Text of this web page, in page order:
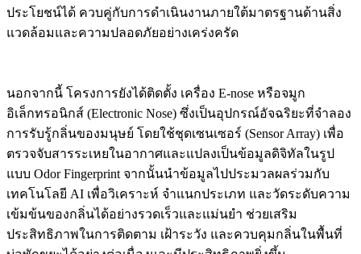
ประโยชน์ได้ ควบคู่กับการดำเนินงานภายใต้มาตรฐานด้านสิ่ง
แวดล้อมและความปลอดภัยอย่างเคร่งครัด
นอกจากนี้ โครงการยังได้ติดตั้ง เครื่อง E-nose หรือจมูก
อิเล็กทรอนิกส์ (Electronic Nose) ซึ่งเป็นอุปกรณ์อัจฉริยะที่จำลอง
การรับรู้กลิ่นของมนุษย์ โดยใช้ชุดเซนเซอร์ (Sensor Array) เพื่อ
ตรวจจับสารระเหยในอากาศและแปลงเป็นข้อมูลดิจิทัลในรูป
แบบ Odor Fingerprint จากนั้นนำข้อมูลไปประมวลผลร่วมกับ
เทคโนโลยี AI เพื่อวิเคราะห์ จำแนกประเภท และวัดระดับความ
เข้มข้นของกลิ่นได้อย่างรวดเร็วและแม่นยำ ช่วยเสริม
ประสิทธิภาพในการติดตาม เฝ้าระวัง และควบคุมกลิ่นในพื้นที่